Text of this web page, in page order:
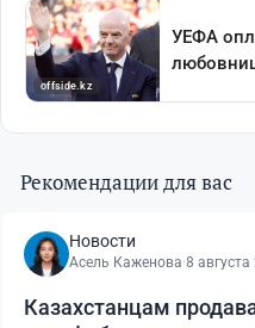
Рекомендации для вас
Новости
Асель Каженова·8 августа
Казахстанцам